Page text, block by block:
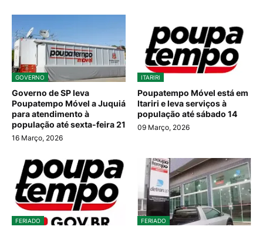
GOVERNO
Governo de SP leva
Poupatempo Móvel a Juquiá
para atendimento à
população até sexta-feira 21
16 Março, 2026
ITARIRI
Poupatempo Móvel está em
Itariri e leva serviços à
população até sábado 14
09 Março, 2026
FERIADO FERIADO